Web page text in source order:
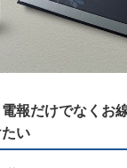
報だけでなくお
い